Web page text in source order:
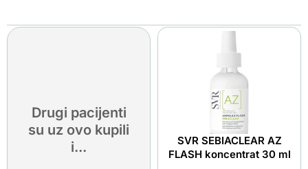
Drugi pacijenti
su uz ovo kupili
i...
SVR SEBIACLEAR AZ
FLASH koncentrat 30 ml